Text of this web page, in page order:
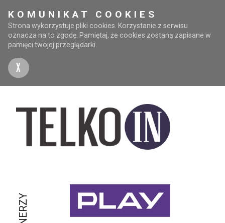
KOMUNIKAT COOKIES
Strona wykorzystuje pliki cookies. Korzystanie z serwisu
oznacza na to zgodę. Pamiętaj, że cookies zostaną zapisane w
pamięci twojej przeglądarki.
X